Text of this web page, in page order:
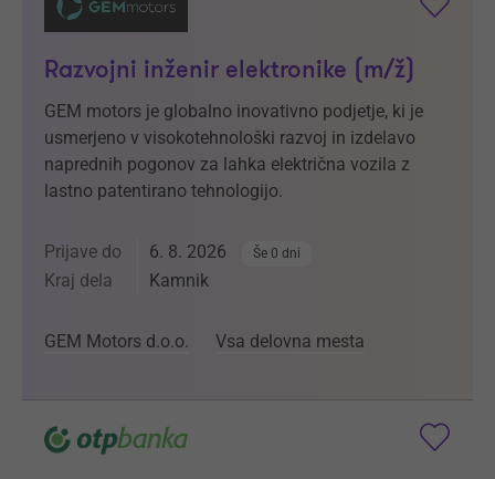
Razvojni inženir elektronike (m/ž)
GEM motors je globalno inovativno podjetje, ki je
usmerjeno v visokotehnološki razvoj in izdelavo
naprednih pogonov za lahka električna vozila z
lastno patentirano tehnologijo.
Prijave do 6. 8. 2026 Še 0 dni
Kraj dela Kamnik
GEM Motors d.o.o. Vsa delovna mesta